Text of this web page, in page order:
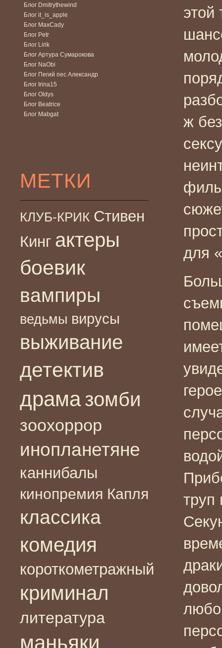
Блог Dmitrythewind
Блог it_is_apple
Блог MaxCady
Блог Petr
Блог Lirik
Блог Артура Сумарокова
Блог NaObi
Блог Пегий пес Александр
Блог Irina15
Блог Oldys
Блог Beatrice
Блог Mabgat
МЕТКИ
КЛУБ-КРИК Стивен
Кинг актеры
боевик
вампиры
ведьмы вирусы
выживание
детектив
драма зомби
зоохоррор
инопланетяне
каннибалы
кинопремия Капля
классика
комедия
короткометражный
криминал
литература
маньяки
этой
ж
для
труп